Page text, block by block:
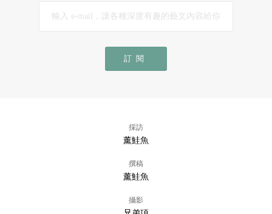
訂閱
採訪
薰鮭魚
撰稿
薰鮭魚
攝影